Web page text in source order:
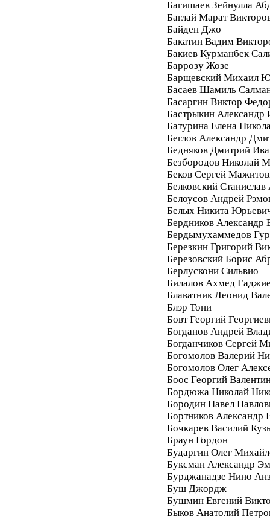
Багишаев Зейнулла
Баглай Марат
Байден Джо
Бакатин Вадим
Бакиев Курманбек
Баррозу Жозе
Барщевский Михаил
Басаев Шамиль
Басаргин Виктор
Бастрыкин Александр
Батурина Елена
Беглов Александр
Бедняков Дмитрий
Безбородов Николай
Беков Сергей
Белковский
Белоусов Андрей
Белых Никита
Бердников Александр
Бердымухаммедов
Березкин Григорий
Березовский Борис
Берлускони Сильвио
Билалов Ахмед
Блаватник Леонид
Блэр Тони
Бовт Георгий
Богданов Андрей
Богданчиков Сергей
Богомолов Валерий
Богомолов Олег
Боос Георгий
Бордюжа Николай
Бородин Павел
Бортников Александр
Бочкарев Василий
Браун Гордон
Бударгин Олег
Буксман Александр
Бурджанадзе Нино
Буш Джордж
Бушмин Евгений
Быков Анатолий